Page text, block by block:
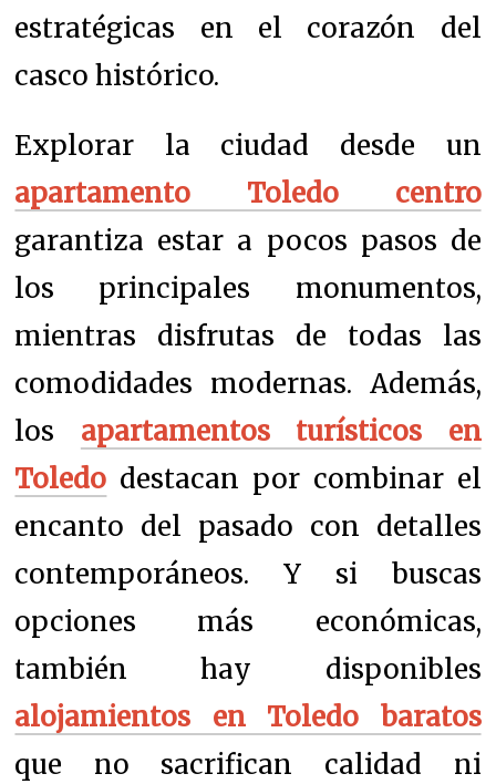
estratégicas en el corazón del
casco histórico.
Explorar la ciudad desde un
apartamento Toledo centro
garantiza estar a pocos pasos de
los principales monumentos,
mientras disfrutas de todas las
comodidades modernas. Además,
los apartamentos turísticos en
Toledo destacan por combinar el
encanto del pasado con detalles
contemporáneos. Y si buscas
opciones más económicas,
también hay disponibles
alojamientos en Toledo baratos
que no sacrifican calidad ni